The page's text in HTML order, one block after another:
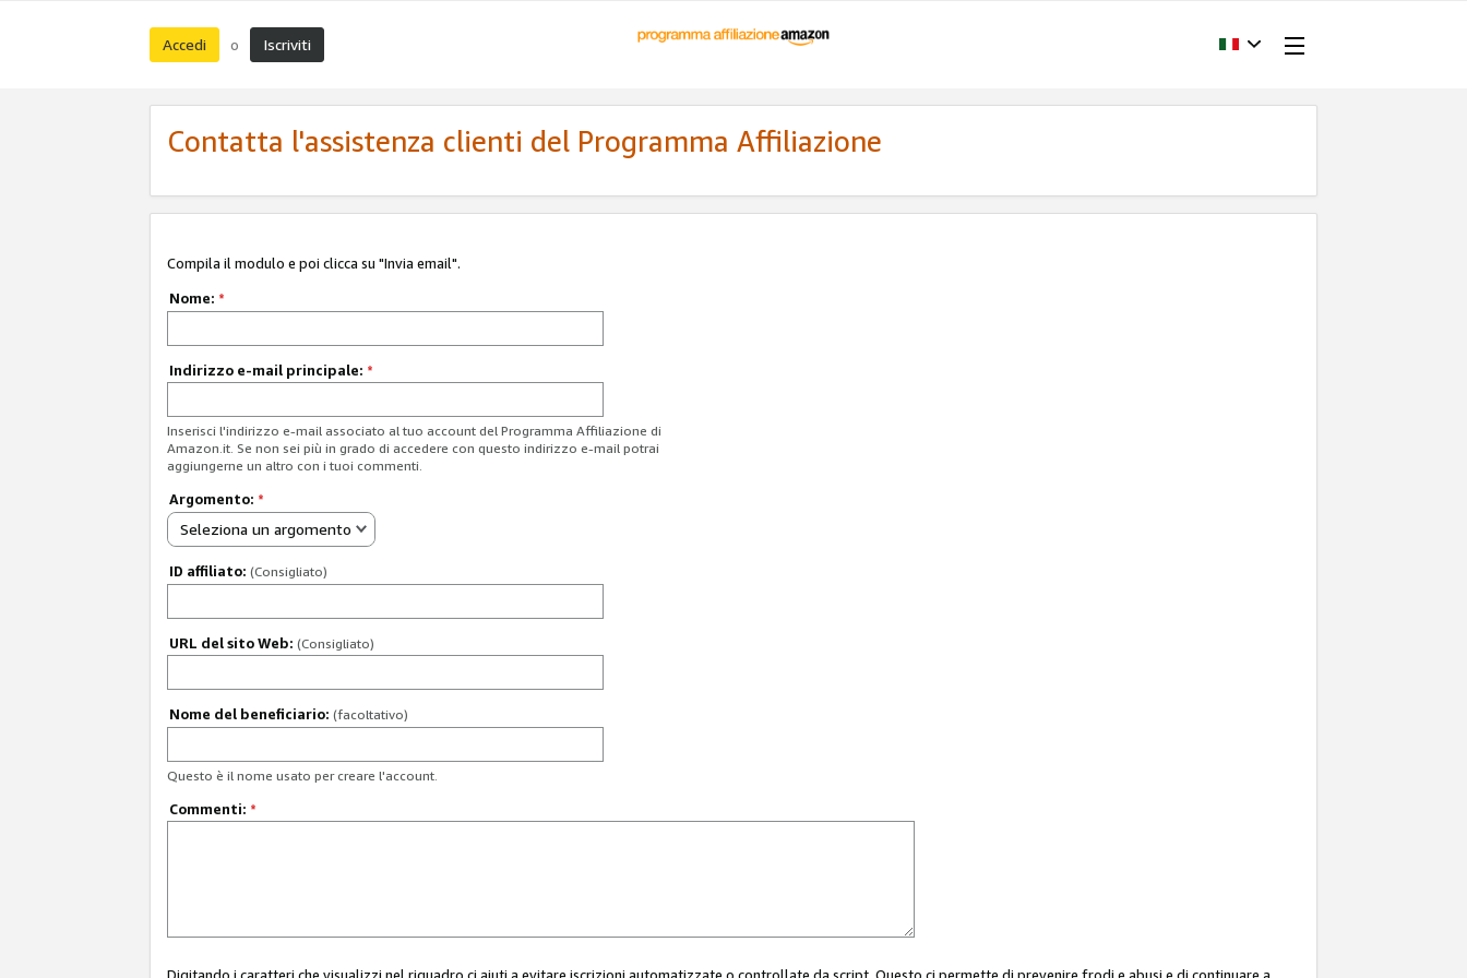
Accedi o Iscriviti
Contatta l'assistenza clienti del Programma Affiliazione
Compila il modulo e poi clicca su "Invia email".
Nome: *
Indirizzo e-mail principale: *
Inserisci l'indirizzo e-mail associato al tuo account del Programma Affiliazione di
Amazon.it. Se non sei più in grado di accedere con questo indirizzo e-mail potrai
aggiungerne un altro con i tuoi commenti.
Argomento: *
Seleziona un argomento
ID affiliato: (Consigliato)
URL del sito Web: (Consigliato)
Nome del beneficiario: (facoltativo)
Questo è il nome usato per creare l'account.
Commenti: *